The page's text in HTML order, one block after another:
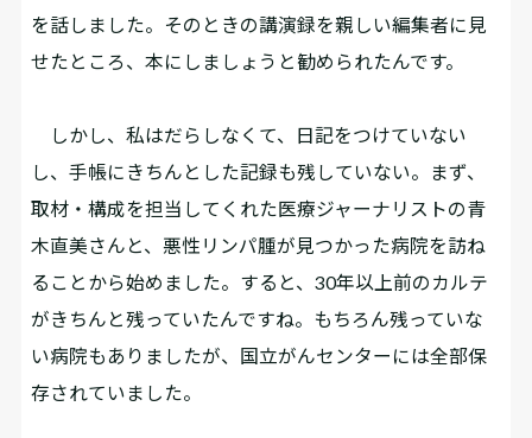
を話しました。そのときの講演録を親しい編集者に見
せたところ、本にしましょうと勧められたんです。
しかし、私はだらしなくて、日記をつけていない
し、手帳にきちんとした記録も残していない。まず、
取材・構成を担当してくれた医療ジャーナリストの青
木直美さんと、悪性リンパ腫が見つかった病院を訪ね
ることから始めました。すると、30年以上前のカルテ
がきちんと残っていたんですね。もちろん残っていな
い病院もありましたが、国立がんセンターには全部保
存されていました。